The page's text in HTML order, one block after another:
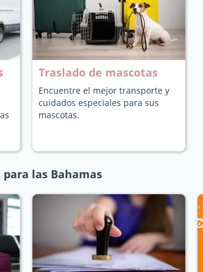
Traslado de mascotas
Encuentre el mejor transporte y
cuidados especiales para sus
mascotas.
las Bahamas